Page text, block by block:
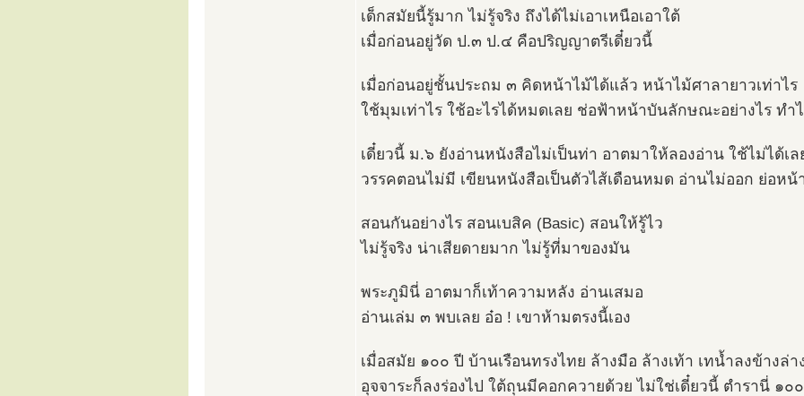
เด็กสมัยนี้รู้มาก ไม่รู้จริง ถึงได้ไม่เอาเหนือเอาใต้
เมื่อก่อนอยู่วัด ป.๓ ป.๔ คือปริญญาตรีเดี๋ยวนี้
เมื่อก่อนอยู่ชั้นประถม ๓ คิดหน้าไม้ได้แล้ว หน้าไม้ศาลายาวเท่าไร
ใช้มุมเท่าไร ใช้อะไรได้หมดเลย ช่อฟ้าหน้าบันลักษณะอย่างไร ทำ
เดี๋ยวนี้ ม.๖ ยังอ่านหนังสือไม่เป็นท่า อาตมาให้ลองอ่าน ใช้ไม่ได้เล
วรรคตอนไม่มี เขียนหนังสือเป็นตัวไส้เดือนหมด อ่านไม่ออก ย่อหน้
สอนกันอย่างไร สอนเบสิค (Basic) สอนให้รู้ไว
ไม่รู้จริง น่าเสียดายมาก ไม่รู้ที่มาของมัน
พระภูมินี่ อาตมาก็เท้าความหลัง อ่านเสมอ
อ่านเล่ม ๓ พบเลย อ๋อ ! เขาห้ามตรงนี้เอง
เมื่อสมัย ๑๐๐ ปี บ้านเรือนทรงไทย ล้างมือ ล้างเท้า เทน้ำลงข้างล่า
อุจจาระก็ลงร่องไป ใต้ถุนมีคอกควายด้วย ไม่ใช่เดี๋ยวนี้ ตำรานี่ ๑๐